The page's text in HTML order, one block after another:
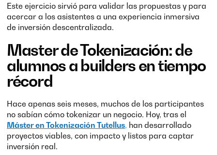
Este ejercicio sirvió para validar las propuestas y para
acercar a los asistentes a una experiencia inmersiva
de inversión descentralizada.
Master de Tokenización: de
alumnos a builders en tiempo
récord
Hace apenas seis meses, muchos de los participantes
no sabían cómo tokenizar un negocio. Hoy, tras el
Máster en Tokenización Tutellus, han desarrollado
proyectos viables, con impacto y listos para captar
inversión real.